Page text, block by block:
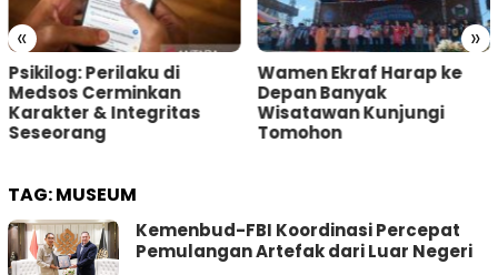
« »
Wamen Ekraf Harap ke
Depan Banyak
Wisatawan Kunjungi
Tomohon
Menteri PPPA Dukung
Dana Bantuan Korban
Perkuat Pemulihan
Korban
TAG:MUSEUM
Kemenbud-FBI Koordinasi Percepat
Pemulangan Artefak dari Luar Negeri